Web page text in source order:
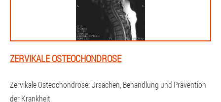
ZERVIKALE OSTEOCHONDROSE
Zervikale Osteochondrose: Ursachen, Behandlung und Prävention
der Krankheit.